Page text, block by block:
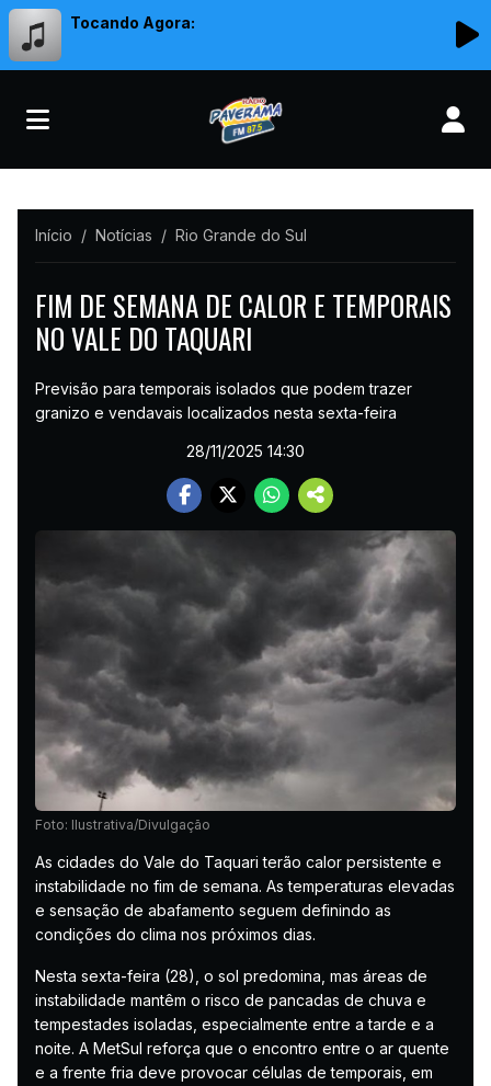
Tocando Agora:
Início Notícias Rio Grande do Sul
FIM DE SEMANA DE CALOR E TEMPORAIS
NO VALE DO TAQUARI
Previsão para temporais isolados que podem trazer
granizo e vendavais localizados nesta sexta-feira
28/11/2025 14:30
Foto: Ilustrativa/Divulgação
As cidades do Vale do Taquari terão calor persistente e
instabilidade no fim de semana. As temperaturas elevadas
e sensação de abafamento seguem definindo as
condições do clima nos próximos dias.
Nesta sexta-feira (28), o sol predomina, mas áreas de
instabilidade mantêm o risco de pancadas de chuva e
tempestades isoladas, especialmente entre a tarde e a
noite. A MetSul reforça que o encontro entre o ar quente
e a frente fria deve provocar células de temporais, em